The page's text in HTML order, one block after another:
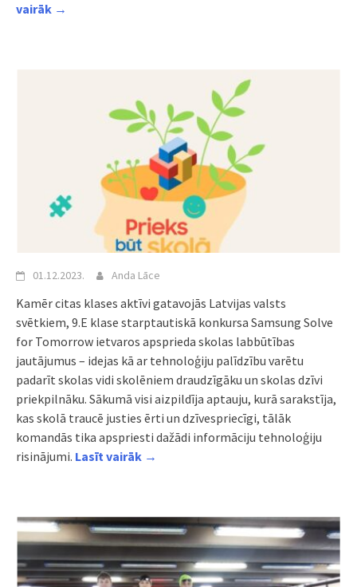
vairāk →
01.12.2023. Anda Lāce
Kamēr citas klases aktīvi gatavojās Latvijas valsts
svētkiem, 9.E klase starptautiskā konkursa Samsung Solve
for Tomorrow ietvaros apsprieda skolas labbūtības
jautājumus – idejas kā ar tehnoloģiju palīdzību varētu
padarīt skolas vidi skolēniem draudzīgāku un skolas dzīvi
priekpilnāku. Sākumā visi aizpildīja aptauju, kurā sarakstīja,
kas skolā traucē justies ērti un dzīvespriecīgi, tālāk
komandās tika apspriesti dažādi informāciju tehnoloģiju
risinājumi. Lasīt vairāk →